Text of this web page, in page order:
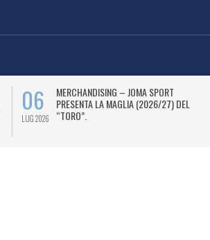
06
LUG 2026
MERCHANDISING – JOMA SPORT
PRESENTA LA MAGLIA (2026/27) DEL
“TORO”.